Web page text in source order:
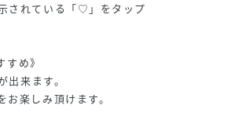
されている「♡」をタップ
め》
来ます。
楽しみ頂けます。